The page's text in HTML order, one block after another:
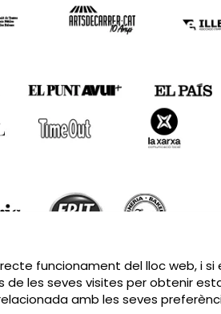
Sitemap | Avís Legal |
funcionament del lloc web, i
les seves visites per obtenir
amb les seves